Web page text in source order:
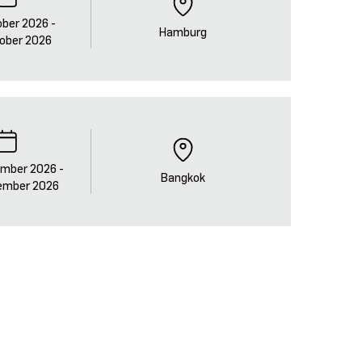
2026 -
2026
Hamburg
2026 -
2026
Bangkok